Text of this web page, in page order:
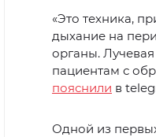
«Это техника,
дыхание на
органы.
пациентам с
пояснили в
Одной из